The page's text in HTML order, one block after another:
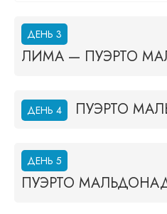
ДЕНЬ 3
ЛИМА — ПУЭРТО
ДЕНЬ 4 ПУЭРТО
ДЕНЬ 5
ПУЭРТО